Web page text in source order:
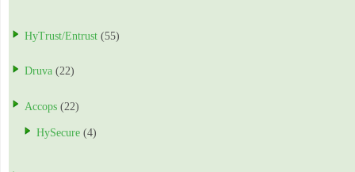
HyTrust/Entrust (55)
Druva (22)
Accops (22)
HySecure (4)